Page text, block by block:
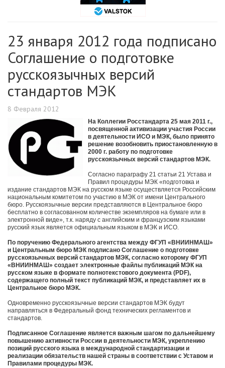
23 января 2012 года подписано
Соглашение о подготовке
русскоязычных версий
стандартов МЭК
8 Февраля 2012
На Коллегии Росстандарта 25 мая 2011 г.,
посвященной активизации участия России
в деятельности ИСО и МЭК, было принято
решение возобновить приостановленную в
2000 г. работу по подготовке
русскоязычных версий стандартов МЭК.
Согласно параграфу 21 статьи 21 Устава и
Правил процедуры МЭК «подготовка и
издание стандартов МЭК на русском языке осуществляется Российским
национальным комитетом по участию в МЭК от имени Центрального
бюро. Русскоязычные версии представляются в Центральное бюро
бесплатно в согласованном количестве экземпляров на бумаге или в
электронной виде», т.к. наряду с английским и французским языками
русский язык является официальным языком в МЭК и ИСО.
По поручению Федерального агентства между ФГУП «ВНИИНМАШ»
и Центральным бюро МЭК подписано Соглашение о подготовке
русскоязычных версий стандартов МЭК, согласно которому ФГУП
«ВНИИНМАШ» создает электронные файлы публикаций МЭК на
русском языке в формате полнотекстового документа (PDF),
содержащего полный текст публикаций МЭК, и представляет их в
Центральное бюро МЭК.
Одновременно русскоязычные версии стандартов МЭК будут
направляться в Федеральный фонд технических регламентов и
стандартов.
Подписанное Соглашение является важным шагом по дальнейшему
повышению активности России в деятельности МЭК, укреплению
позиций русского языка в международной стандартизации и
реализации обязательств нашей страны в соответствии с Уставом и
Правилами процедуры МЭК.